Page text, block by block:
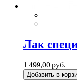
Лак
1 499,00 руб.
Добавить в